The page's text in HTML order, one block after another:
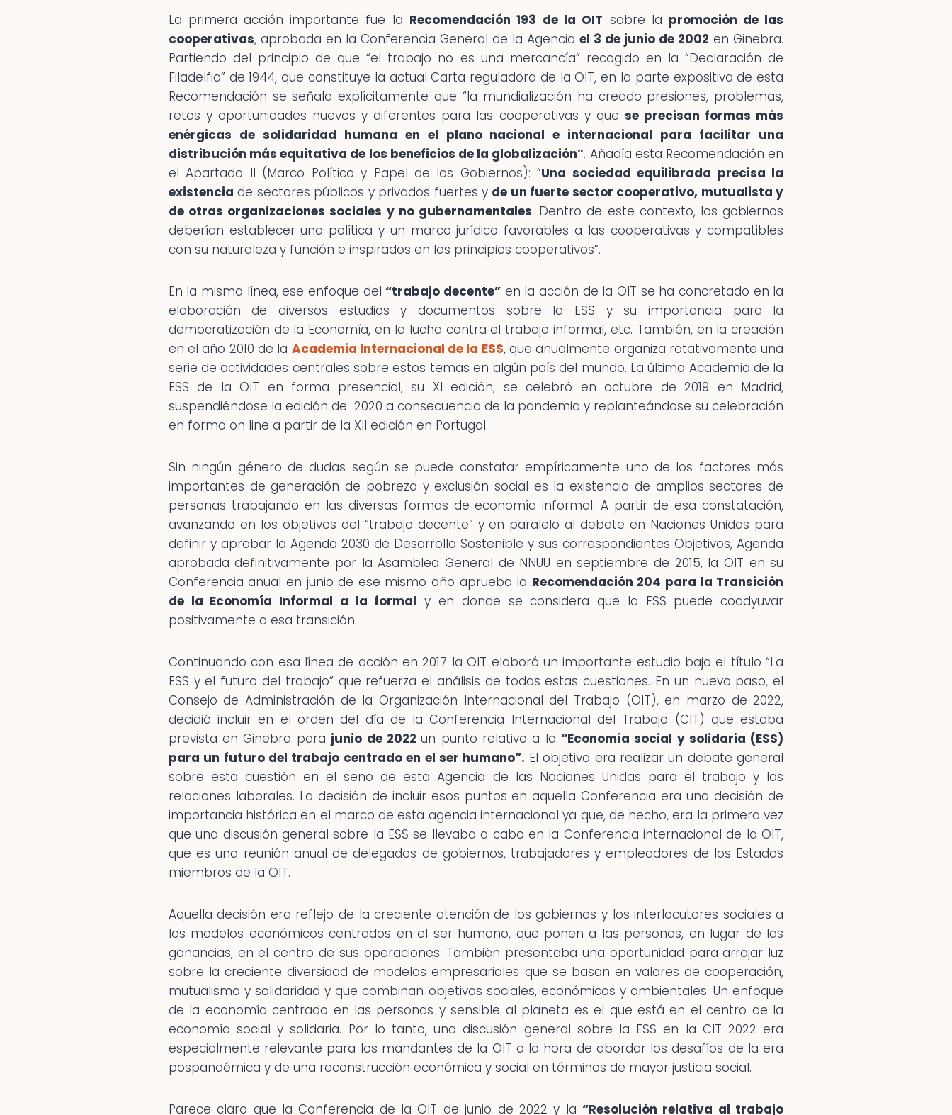
La primera acción importante fue la Recomendación 193 de la OIT sobre la promoción de las
cooperativas, aprobada en la Conferencia General de la Agenciael 3 de junio de 2002 en Ginebra.
Partiendo del principio de que “el trabajo no es una mercancía” recogido en la “Declaración de
Filadelfia” de 1944, que constituye la actual Carta reguladora de la OIT, en la parte expositiva de esta
Recomendación se señala explícitamente que “la mundialización ha creado presiones, problemas,
retos y oportunidades nuevos y diferentes para las cooperativas y que se precisan formas más
enérgicas de solidaridad humana en el plano nacional e internacional para facilitar una
distribución más equitativa de los beneficios de la globalización”. Añadía esta Recomendación en
el Apartado II (Marco Político y Papel de los Gobiernos): “Una sociedad equilibrada precisa la
existencia de sectores públicos y privados fuertes y de un fuerte sector cooperativo, mutualista y
de otras organizaciones sociales y no gubernamentales. Dentro de este contexto, los gobiernos
deberían establecer una política y un marco jurídico favorables a las cooperativas y compatibles
con su naturaleza y función e inspirados en los principios cooperativos”.
En la misma línea, ese enfoque del“trabajo decente” en la acción de la OIT se ha concretado en la
elaboración de diversos estudios y documentos sobre la ESS y su importancia para la
democratización de la Economía, en la lucha contra el trabajo informal, etc. También, en la creación
en el año 2010 de la Academia Internacional de la ESS, que anualmente organiza rotativamente una
serie de actividades centrales sobre estos temas en algún país del mundo. La última Academia de la
ESS de la OIT en forma presencial, su XI edición, se celebró en octubre de 2019 en Madrid,
suspendiéndose la edición de 2020 a consecuencia de la pandemia y replanteándose su celebración
en forma on line a partir de la XII edición en Portugal.
Sin ningún género de dudas según se puede constatar empíricamente uno de los factores más
importantes de generación de pobreza y exclusión social es la existencia de amplios sectores de
personas trabajando en las diversas formas de economía informal. A partir de esa constatación,
avanzando en los objetivos del “trabajo decente” y en paralelo al debate en Naciones Unidas para
definir y aprobar la Agenda 2030 de Desarrollo Sostenible y sus correspondientes Objetivos, Agenda
aprobada definitivamente por la Asamblea General de NNUU en septiembre de 2015, la OIT en su
Conferencia anual en junio de ese mismo año aprueba la Recomendación 204 para la Transición
de la Economía Informal a la formal y en donde se considera que la ESS puede coadyuvar
positivamente a esa transición.
Continuando con esa línea de acción en 2017 la OIT elaboró un importante estudio bajo el título “La
ESS y el futuro del trabajo” que refuerza el análisis de todas estas cuestiones. En un nuevo paso, el
Consejo de Administración de la Organización Internacional del Trabajo (OIT), en marzo de 2022,
decidió incluir en el orden del día de la Conferencia Internacional del Trabajo (CIT) que estaba
prevista en Ginebra para junio de 2022un punto relativo a la “Economía social y solidaria (ESS)
para un futuro del trabajo centrado en el ser humano”. El objetivo era realizar un debate general
sobre esta cuestión en el seno de esta Agencia de las Naciones Unidas para el trabajo y las
relaciones laborales. La decisión de incluir esos puntos en aquella Conferencia era una decisión de
importancia histórica en el marco de esta agencia internacional ya que, de hecho, era la primera vez
que una discusión general sobre la ESS se llevaba a cabo en la Conferencia internacional de la OIT,
que es una reunión anual de delegados de gobiernos, trabajadores y empleadores de los Estados
miembros de la OIT.
Aquella decisión era reflejo de la creciente atención de los gobiernos y los interlocutores sociales a
los modelos económicos centrados en el ser humano, que ponen a las personas, en lugar de las
ganancias, en el centro de sus operaciones. También presentaba una oportunidad para arrojar luz
sobre la creciente diversidad de modelos empresariales que se basan en valores de cooperación,
mutualismo y solidaridad y que combinan objetivos sociales, económicos y ambientales. Un enfoque
de la economía centrado en las personas y sensible al planeta es el que está en el centro de la
economía social y solidaria. Por lo tanto, una discusión general sobre la ESS en la CIT 2022 era
especialmente relevante para los mandantes de la OIT a la hora de abordar los desafíos de la era
pospandémica y de una reconstrucción económica y social en términos de mayor justicia social.
Parece claro que la Conferencia de la OIT de junio de 2022 y la“Resolución relativa al trabajo